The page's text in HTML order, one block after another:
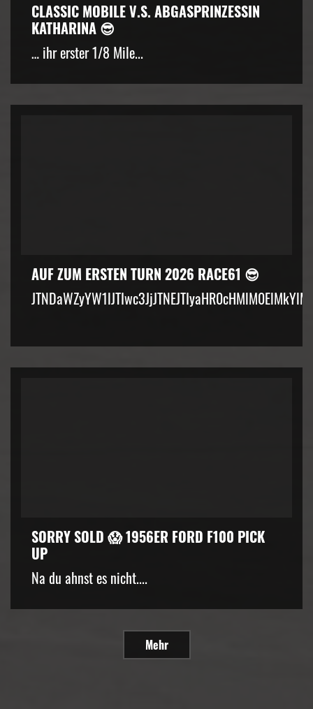
CLASSIC MOBILE V.S. ABGASPRINZESSIN
KATHARINA 😎
… ihr erster 1/8 Mile...
AUF ZUM ERSTEN TURN 2026 RACE61 😎
SORRY SOLD 😱 1956ER FORD F100 PICK
UP
Na du ahnst es nicht....
Mehr